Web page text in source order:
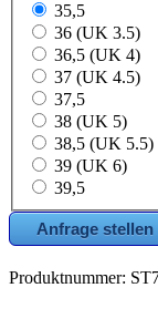
35,5
36 (UK 3.5)
36,5 (UK 4)
37 (UK 4.5)
37,5
38 (UK 5)
38,5 (UK 5.5)
39 (UK 6)
39,5
Anfrage stellen
Produktnummer: